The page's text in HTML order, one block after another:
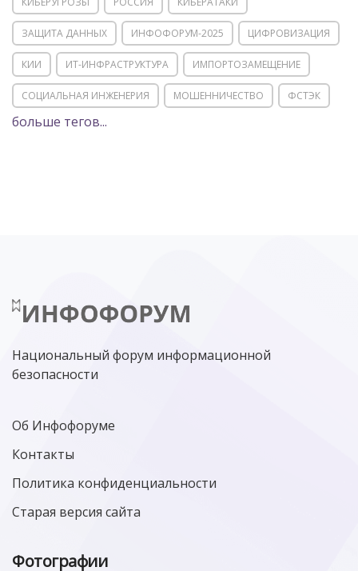
ЗАЩИТА ДАННЫХ ИНФОФОРУМ-2025 ЦИФРОВИЗАЦИЯ
КИИ ИТ-ИНФРАСТРУКТУРА ИМПОРТОЗАМЕЩЕНИЕ
СОЦИАЛЬНАЯ ИНЖЕНЕРИЯ МОШЕННИЧЕСТВО ФСТЭК
POSITIVE TECHNOLOGIES
МИНЦИФРЫ РОССИИ NGFW
больше тегов...
Национальный форум информационной
безопасности
Об Инфофоруме
Контакты
Политика конфиденциальности
Старая версия сайта
Фотографии